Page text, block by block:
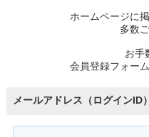
ホームページに
多数
お手
会員登録フォー
メールアドレス（ログインID）